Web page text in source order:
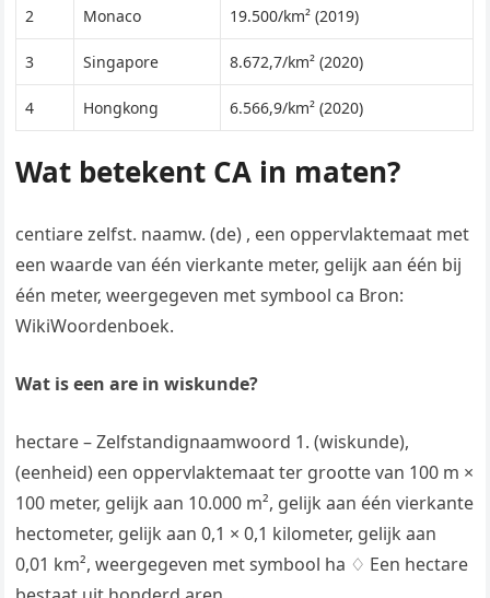
2 Monaco 19.500/km² (2019)
3 Singapore 8.672,7/km² (2020)
4 Hongkong 6.566,9/km² (2020)
Wat betekent CA in maten?
centiare zelfst. naamw. (de) , een oppervlaktemaat met
een waarde van één vierkante meter, gelijk aan één bij
één meter, weergegeven met symbool ca Bron:
WikiWoordenboek.
Wat is een are in wiskunde?
hectare – Zelfstandignaamwoord 1. (wiskunde),
(eenheid) een oppervlaktemaat ter grootte van 100 m ×
100 meter, gelijk aan 10.000 m², gelijk aan één vierkante
hectometer, gelijk aan 0,1 × 0,1 kilometer, gelijk aan
0,01 km², weergegeven met symbool ha ♢ Een hectare